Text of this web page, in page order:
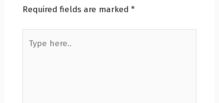
Required fields are marked *